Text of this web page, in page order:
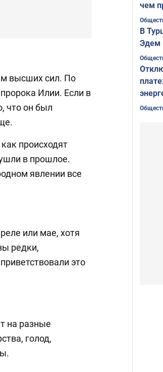
высших сил. По
Илии. Если в
что он был
происходят
в прошлое.
явлении все
или мае, хотя
редки,
это
на разные
голод,
чем
В
Эдем